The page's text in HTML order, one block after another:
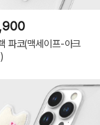
파코(맥세이프-아크